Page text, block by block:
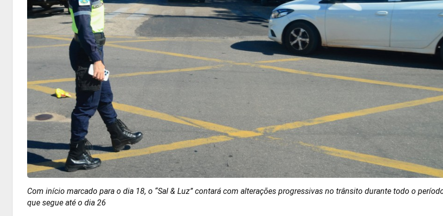
Com início marcado para o dia 18, o “Sal & Luz” contará com alterações progressivas no trânsito durante todo o
que segue até o dia 26